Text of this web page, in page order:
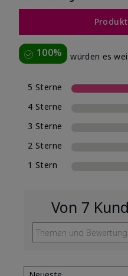
100% würden es
5 Sterne
4 Sterne
3 Sterne
2 Sterne
1 Stern
Von 7